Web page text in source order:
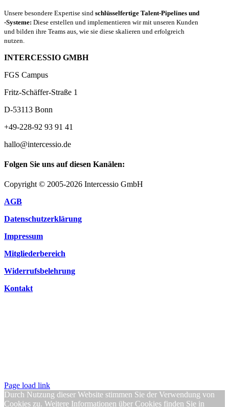
Unsere besondere Expertise sind schlüsselfertige Talent-Pipelines und
-Systeme: Diese erstellen und implementieren wir mit unseren Kunden
und bilden ihre Teams aus, wie sie diese skalieren und erfolgreich
nutzen.
INTERCESSIO GMBH
FGS Campus
Fritz-Schäffer-Straße 1
D-53113 Bonn
+49-228-92 93 91 41
hallo@intercessio.de
Folgen Sie uns auf diesen Kanälen:
Copyright © 2005-2026 Intercessio GmbH
AGB
Datenschutzerklärung
Impressum
Mitgliederbereich
Widerrufsbelehrung
Kontakt
Page load link
Durch Nutzung dieser Website stimmen Sie der Verwendung von
Cookies zu. Weitere Informationen über Cookies finden Sie in